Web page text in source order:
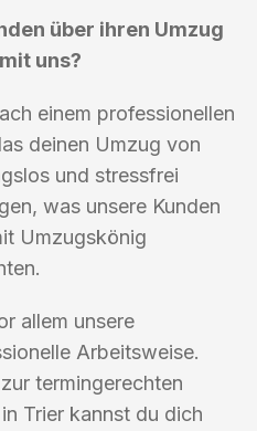
über ihren Umzug
uns?
einem professionellen
deinen Umzug von
und stressfrei
was unsere Kunden
Umzugskönig
allem unsere
Arbeitsweise.
termingerechten
Trier kannst du dich